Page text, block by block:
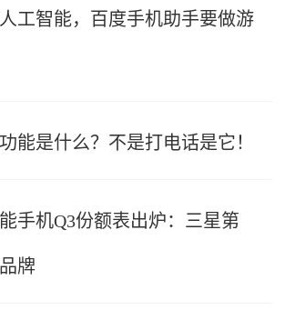
工智能，百度手机助手要做游
能是什么？不是打电话是它！
手机Q3份额表出炉：三星第
牌